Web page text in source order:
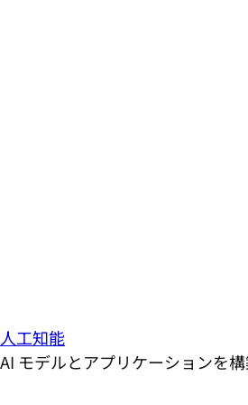
人工知能
AI モデルとアプリケーションを